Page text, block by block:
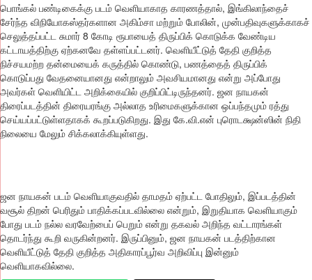
பொங்கல் பண்டிகைக்கு படம் வெளியாகாத காரணத்தால், இங்கிலாந்தைச்
சேர்ந்த விநியோகஸ்தர்களான அகிம்சா மற்றும் போலின், முன்பதிவுகளுக்காகச்
செலுத்தப்பட்ட சுமார் 8 கோடி ரூபாயைத் திருப்பிக் கொடுக்க வேண்டிய
கட்டாயத்திற்கு ஏற்கனவே தள்ளப்பட்டனர். வெளியீட்டுத் தேதி குறித்த
நிச்சயமற்ற தன்மையைக் கருத்தில் கொண்டு, பணத்தைத் திருப்பிக்
கொடுப்பது வேதனையானது என்றாலும் அவசியமானது என்று அப்போது
அவர்கள் வெளியிட்ட அறிக்கையில் குறிப்பிட்டிருந்தனர். ஜன நாயகன்
திரைப்படத்தின் திரையரங்கு அல்லாத உரிமைகளுக்கான ஒப்பந்தமும் ரத்து
செய்யப்பட்டுள்ளதாகக் கூறப்படுகிறது. இது கே.வி.என் புரொடக்ஷன்ஸின் நிதி
நிலையை மேலும் சிக்கலாக்கியுள்ளது.
ஜன நாயகன் படம் வெளியாகுவதில் தாமதம் ஏற்பட்ட போதிலும், இப்படத்தின்
வசூல் திறன் பெரிதும் பாதிக்கப்படவில்லை என்றும், இறுதியாக வெளியாகும்
போது படம் நல்ல வரவேற்பைப் பெறும் என்று தகவல் அறிந்த வட்டாரங்கள்
தொடர்ந்து கூறி வருகின்றனர். இருப்பினும், ஜன நாயகன் படத்திற்கான
வெளியீட்டுத் தேதி குறித்த அதிகாரப்பூர்வ அறிவிப்பு இன்னும்
வெளியாகவில்லை.